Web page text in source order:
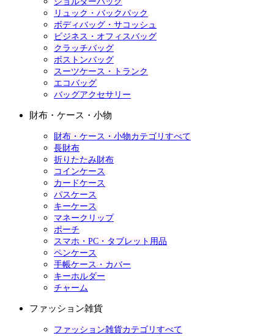
リュック・バックパック
ボディバッグ・サコッシュ
ビジネス・オフィスバッグ
クラッチバッグ
ボストンバッグ
スーツケース・トランク
エコバッグ
バッグアクセサリー
財布・ケース・小物
財布・ケース・小物カテゴリすべて
長財布
折りたたみ財布
コインケース
カードケース
パスケース
キーケース
マネークリップ
ポーチ
スマホ・PC・タブレット用品
ペンケース
手帳ケース・カバー
キーホルダー
チャーム
ファッション雑貨
ファッション雑貨カテゴリすべて